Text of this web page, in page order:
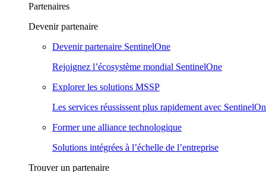
Partenaires
Devenir partenaire
Devenir partenaire SentinelOne
Rejoignez l’écosystème mondial SentinelOne
Explorer les solutions MSSP
Les services réussissent plus rapidement avec
Former une alliance technologique
Solutions intégrées à l’échelle de l’entreprise
Trouver un partenaire